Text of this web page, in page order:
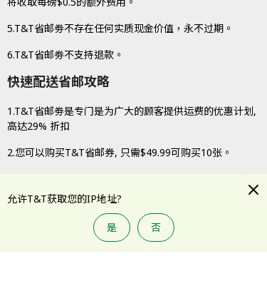
5.T&T省邮劵不存在任何实质现金价值，永不过期。
6.T&T省邮劵不支持退款。
快速配送省邮攻略
1.T&T省邮劵是专门是为广大的顾客提供运费的优惠计划,
高达29% 折扣
2.您可以购买T&T省邮券, 只需$49.99可购买10张。
3.每张省邮券可以抵用基础运费金额$6.99。快速配送的基
础运费为$7.99，您仍需要补交$1.00 （$7.99 - $6.99 =
$1.00）。
4.使用省邮劵抵扣运费的订单包含30磅重, 超过30磅部分
将收取每磅$0.25的额外费用。
允许T&T获取您的IP地址?
是 否